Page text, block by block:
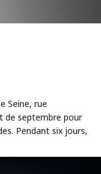
Seine, rue
de septembre pour
Pendant six jours,